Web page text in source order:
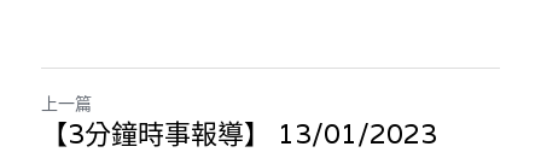
上一篇
【3分鐘時事報導】 13/01/2023